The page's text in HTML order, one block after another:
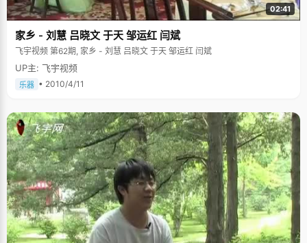
02:41
家乡 - 刘慧 吕晓文 于天 邹运红 闫斌
飞宇视频 第62期, 家乡 - 刘慧 吕晓文 于天 邹运红 闫斌
UP主: 飞宇视频
乐器 • 2010/4/11